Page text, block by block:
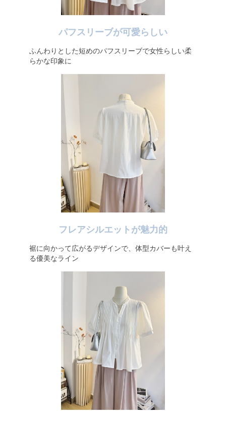
パフスリーブが可愛らしい
ふんわりとした短めのパフスリーブで女性らしい柔
らかな印象に
フレアシルエットが魅力的
裾に向かって広がるデザインで、体型カバーも叶え
る優美なライン